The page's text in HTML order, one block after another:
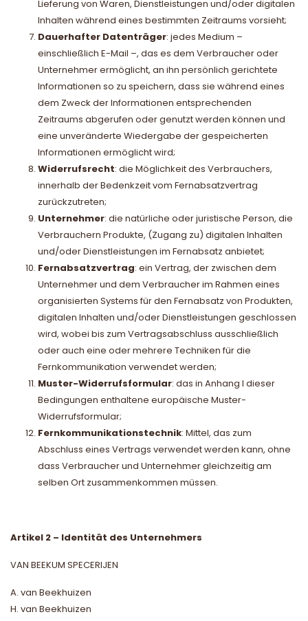
Lieferung von Waren, Dienstleistungen und/oder digitalen
Inhalten während eines bestimmten Zeitraums vorsieht;
Dauerhafter Datenträger: jedes Medium –
einschließlich E-Mail –, das es dem Verbraucher oder
Unternehmer ermöglicht, an ihn persönlich gerichtete
Informationen so zu speichern, dass sie während eines
dem Zweck der Informationen entsprechenden
Zeitraums abgerufen oder genutzt werden können und
eine unveränderte Wiedergabe der gespeicherten
Informationen ermöglicht wird;
Widerrufsrecht: die Möglichkeit des Verbrauchers,
innerhalb der Bedenkzeit vom Fernabsatzvertrag
zurückzutreten;
Unternehmer: die natürliche oder juristische Person, die
Verbrauchern Produkte, (Zugang zu) digitalen Inhalten
und/oder Dienstleistungen im Fernabsatz anbietet;
Fernabsatzvertrag: ein Vertrag, der zwischen dem
Unternehmer und dem Verbraucher im Rahmen eines
organisierten Systems für den Fernabsatz von Produkten,
digitalen Inhalten und/oder Dienstleistungen geschlossen
wird, wobei bis zum Vertragsabschluss ausschließlich
oder auch eine oder mehrere Techniken für die
Fernkommunikation verwendet werden;
Muster-Widerrufsformular: das in Anhang I dieser
Bedingungen enthaltene europäische Muster-
Widerrufsformular;
Fernkommunikationstechnik: Mittel, das zum
Abschluss eines Vertrags verwendet werden kann, ohne
dass Verbraucher und Unternehmer gleichzeitig am
selben Ort zusammenkommen müssen.
Artikel 2 – Identität des Unternehmers
VAN BEEKUM SPECERIJEN
A. van Beekhuizen
H. van Beekhuizen